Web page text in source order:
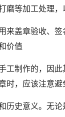
等加工处理，
章验收、签
价值
制作的，因
，应该注意
意义。无论